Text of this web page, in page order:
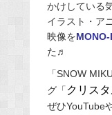
かけしている
イラスト・ア
映像を
た♬
「SNOW
グ「 クリス
ぜひYouTube